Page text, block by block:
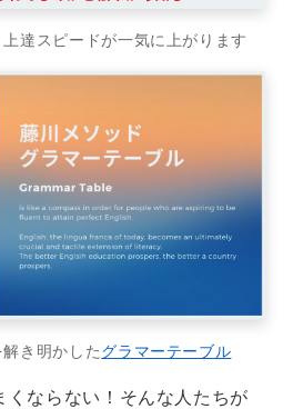
達スピードが一気に上がります
き明かしたグラマーテーブル
くならない！そんな人たちが